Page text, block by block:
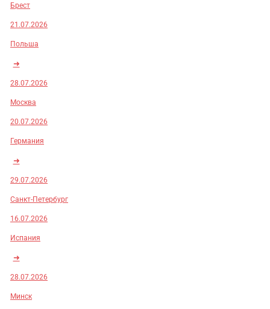
Брест
21.07.2026
Польша
➜
28.07.2026
Москва
20.07.2026
Германия
➜
29.07.2026
Санкт-Петербург
16.07.2026
Испания
➜
28.07.2026
Минск